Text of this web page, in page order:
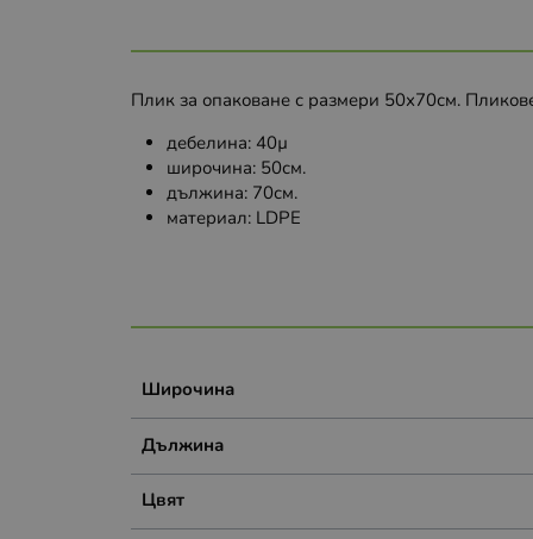
Плик за опаковане с размери 50х70см.
дебелина: 40µ
широчина: 50см.
дължина: 70см.
материал: LDPE
Широчина
Дължина
Цвят